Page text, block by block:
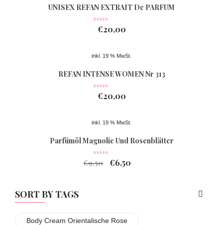
UNISEX REFAN EXTRAIT De PARFUM
Nr 363
€20,00
inkl. 19 % MwSt.
REFAN INTENSE WOMEN Nr 313
€20,00
inkl. 19 % MwSt.
Parfümöl Magnolie Und Rosenblätter
€9,50 €6,50
SORT BY TAGS
Body Cream Orientalische Rose